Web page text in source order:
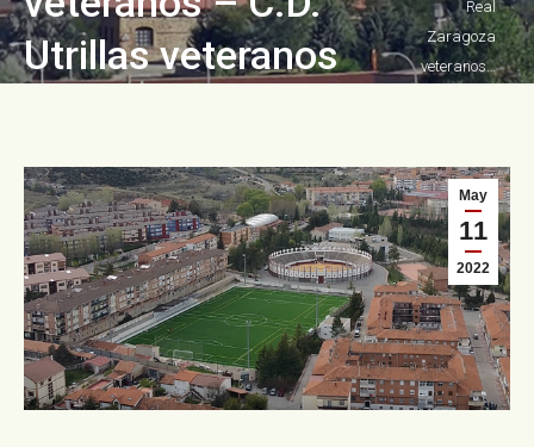
Utrillas veteranos
Real
Zaragoza
veteranos…
May
11
2022